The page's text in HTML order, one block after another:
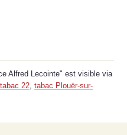
Alfred Lecointe" est visible via
tabac 22, tabac Plouër-sur-